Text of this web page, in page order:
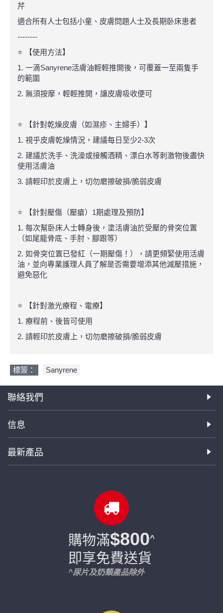
芹
適合所有人士包括小童、皮膚問題人士及長期卧床患者
--------
⭐ 【使用方法】
1. 一滴Sanyrene活膚油輕輕推開後，可覆蓋一至兩隻手
的範圍
2. 無須按摩，輕輕推開，讓皮膚吸收便可
⭐ 【針對乾燥皮膚（如濕疹、主婦手）】
1. 視乎皮膚乾燥情況，建議每日至少2-3次
2. 建議於洗手、洗澡或接觸酒精、漂白水等刺激物後盡快
使用活膚油
3. 請輕印於皮膚上，切勿磨擦破損/脆弱皮膚
⭐ 【針對壓傷（壓瘡）1期處理及預防】
1. 每次幫卧床人士轉身後，塗活膚油於受壓的骨突位置
（如尾龍骨底、手肘、腳跟等）
2. 如骨突位置已發紅（一期壓傷！），請更頻緊使用活膚
油，並向專業護理人員了解是否需要增添其他減壓措施，
避免惡化
⭐ 【針對激光療程、電療】
1. 療程前、後皆可使用
2. 請輕印於皮膚上，切勿磨擦破損/脆弱皮膚
標簽： Sanyrene
聯絡我們
信息
最新產品
購物滿$800^
即享免費送貨
^尿片及奶類產品除外